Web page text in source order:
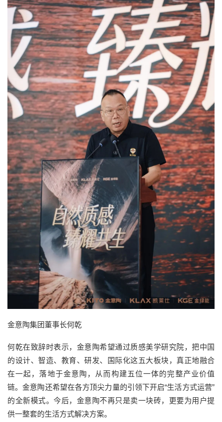
金意陶集团董事长何乾
何乾在致辞时表示， 金意陶希望通过质感美学研究院，把中国
的设计、智造、教育、研发、国际化这五大板块，真正地融合
在一起，落地于金意陶，从而构建五位一体的完整产业价值
链。金意陶还希望在各方顶尖力量的引领下开启“生活方式运营”
的全新模式。今后，金意陶不再只是卖一块砖，更要为用户提
供一整套的生活方式解决方案。